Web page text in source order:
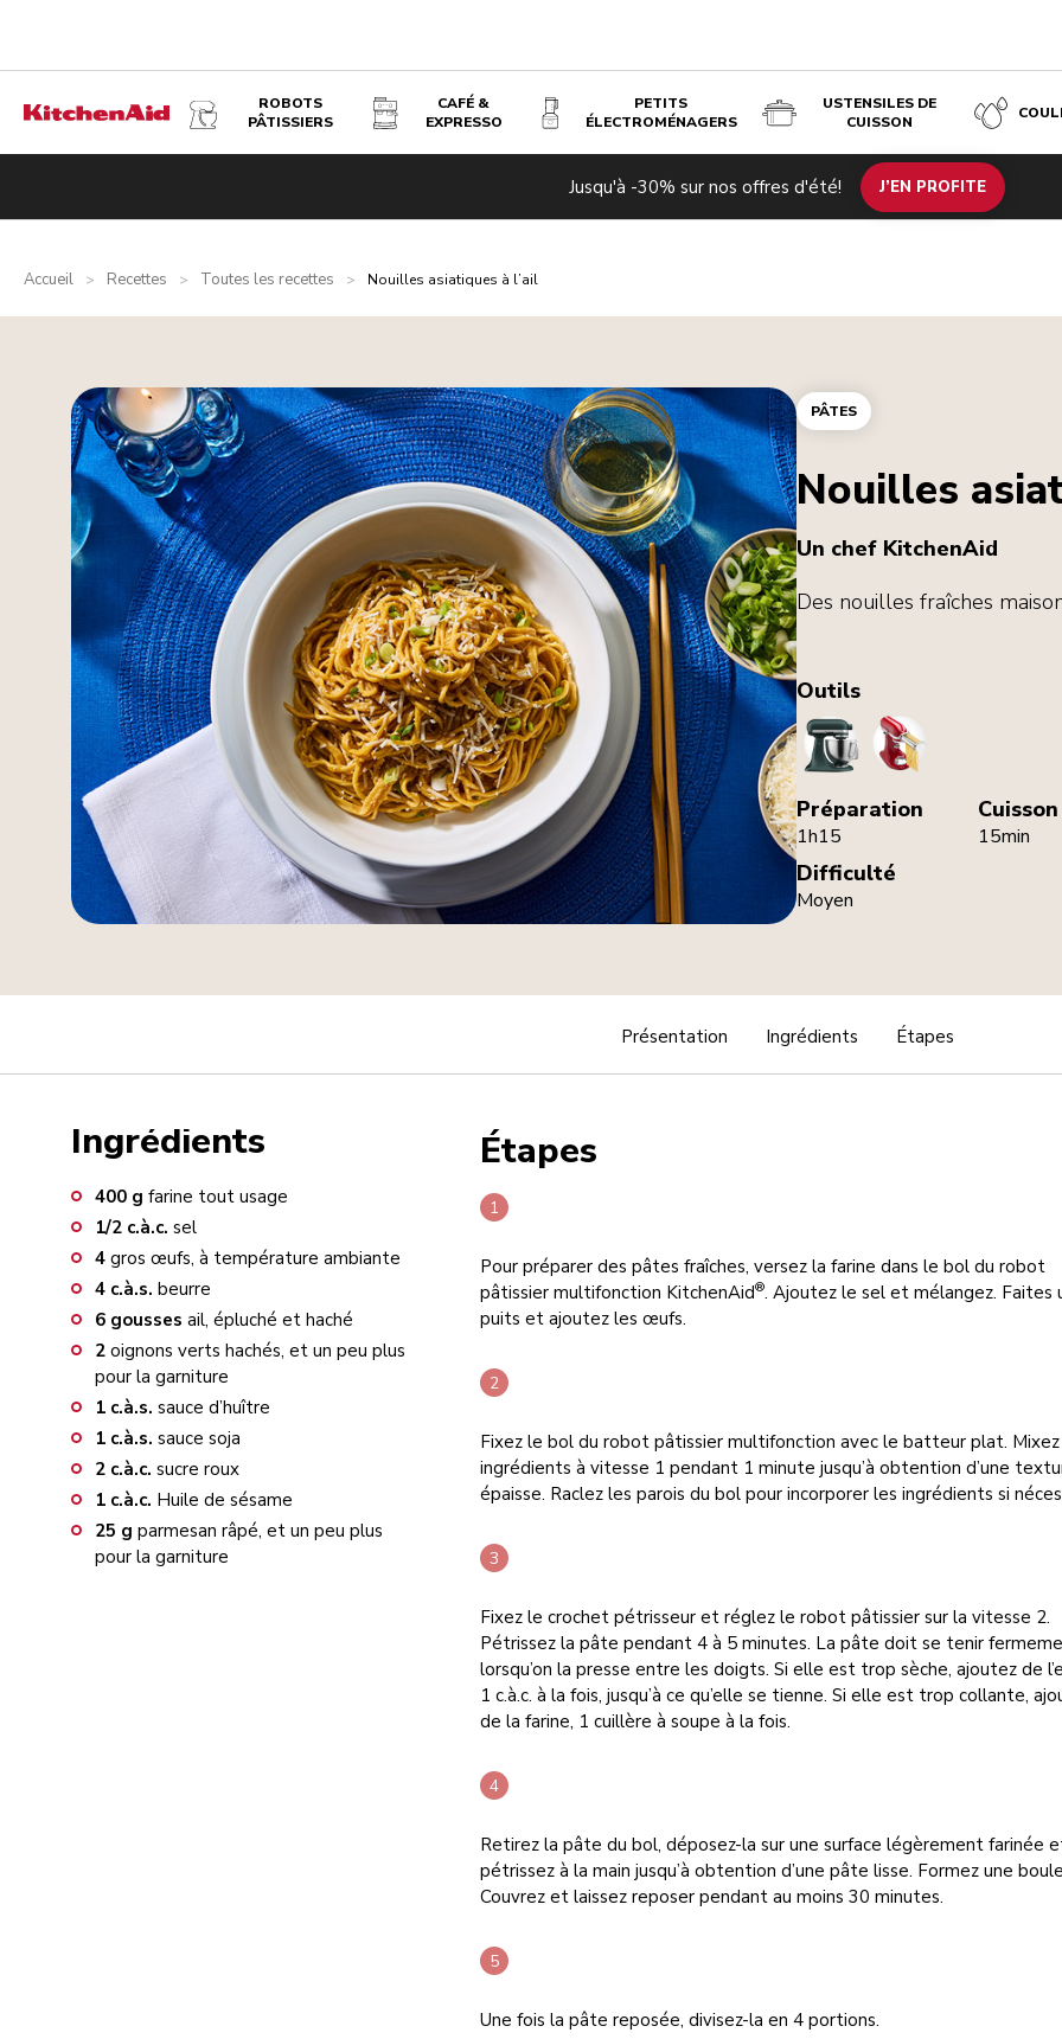
ROBOTS
PÂTISSIERS
CAFÉ &
EXPRESSO
PETITS
ÉLECTROMÉNAGERS
USTENSILES DE
CUISSON
Jusqu'à -30% sur nos offres d'été! J’EN PROFITE
Accueil > Recettes > Toutes les recettes > Nouilles asiatiques à l’ail
PÂTES
Nouilles
Un chef KitchenAid
Des nouilles fraîches
Outils
StandMixerPastaCutters
Préparation
1h15
Cuisson
15min
Difficulté
Moyen
Présentation Ingrédients Étapes
Ingrédients
400 g farine tout usage
1/2 c.à.c. sel
4 gros œufs, à température ambiante
4 c.à.s. beurre
6 gousses ail, épluché et haché
2 oignons verts hachés, et un peu plus
pour la garniture
1 c.à.s. sauce d’huître
1 c.à.s. sauce soja
2 c.à.c. sucre roux
1 c.à.c. Huile de sésame
25 g parmesan râpé, et un peu plus
pour la garniture
Étapes
Pour préparer des pâtes fraîches, versez la farine dans le bol du robot
pâtissier multifonction KitchenAid®. Ajoutez le sel et mélangez. Faites
puits et ajoutez les œufs.
Fixez le bol du robot pâtissier multifonction avec le batteur plat.
ingrédients à vitesse 1 pendant 1 minute jusqu’à obtention d’une
épaisse. Raclez les parois du bol pour incorporer les ingrédients si
Fixez le crochet pétrisseur et réglez le robot pâtissier sur la vitesse 2.
Pétrissez la pâte pendant 4 à 5 minutes. La pâte doit se tenir
lorsqu’on la presse entre les doigts. Si elle est trop sèche, ajoutez de
1 c.à.c. à la fois, jusqu’à ce qu’elle se tienne. Si elle est trop collante,
de la farine, 1 cuillère à soupe à la fois.
Retirez la pâte du bol, déposez-la sur une surface légèrement farinée
pétrissez à la main jusqu’à obtention d’une pâte lisse. Formez une
Couvrez et laissez reposer pendant au moins 30 minutes.
Une fois la pâte reposée, divisez-la en 4 portions.